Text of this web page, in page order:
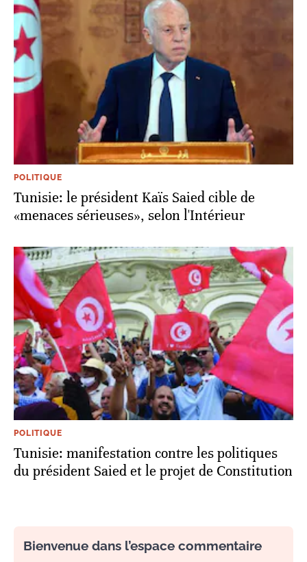
POLITIQUE
Tunisie: le président Kaïs Saied cible de
«menaces sérieuses», selon l'Intérieur
POLITIQUE
Tunisie: manifestation contre les politiques
du président Saied et le projet de Constitution
Bienvenue dans l’espace commentaire